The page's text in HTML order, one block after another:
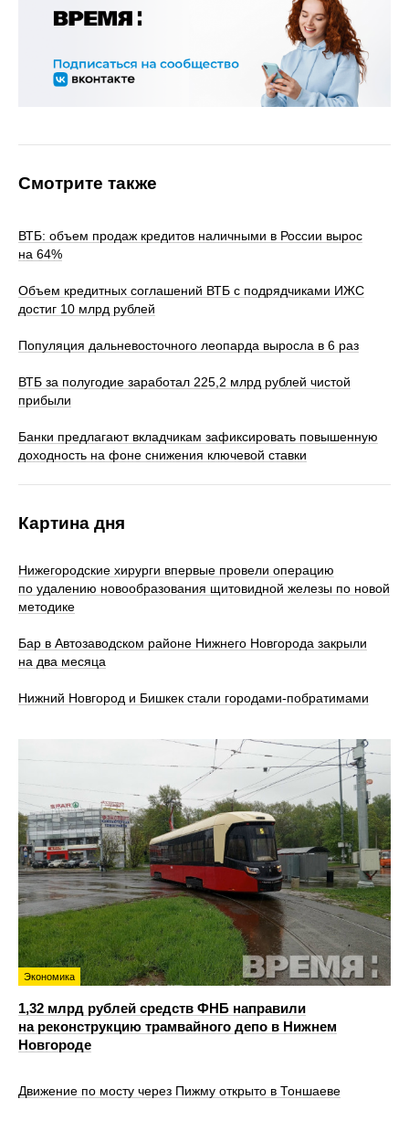
Смотрите также
ВТБ: объем продаж кредитов наличными в России вырос
на 64%
Объем кредитных соглашений ВТБ с подрядчиками ИЖС
достиг 10 млрд рублей
Популяция дальневосточного леопарда выросла в 6 раз
ВТБ за полугодие заработал 225,2 млрд рублей чистой
прибыли
Банки предлагают вкладчикам зафиксировать повышенную
доходность на фоне снижения ключевой ставки
Картина дня
Нижегородские хирурги впервые провели операцию
по удалению новообразования щитовидной железы по новой
методике
Бар в Автозаводском районе Нижнего Новгорода закрыли
на два месяца
Нижний Новгород и Бишкек стали городами-побратимами
Экономика
1,32 млрд рублей средств ФНБ направили
на реконструкцию трамвайного депо в Нижнем
Новгороде
Движение по мосту через Пижму открыто в Тоншаеве